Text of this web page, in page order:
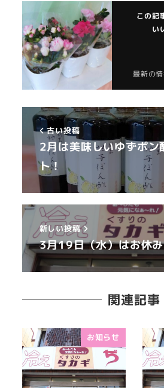
この記
い
最新の
古い投稿
2月は美味しいゆずポン
ト！
新しい投稿
3月19日（水）はお休
関連記事
お知らせ